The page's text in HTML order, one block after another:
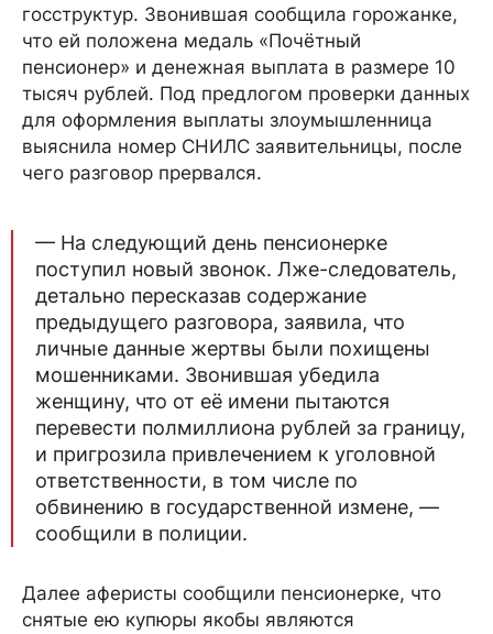
госструктур. Звонившая сообщила горожанке,
что ей положена медаль «Почётный
пенсионер» и денежная выплата в размере 10
тысяч рублей. Под предлогом проверки данных
для оформления выплаты злоумышленница
выяснила номер СНИЛС заявительницы, после
чего разговор прервался.
— На следующий день пенсионерке
поступил новый звонок. Лже-следователь,
детально пересказав содержание
предыдущего разговора, заявила, что
личные данные жертвы были похищены
мошенниками. Звонившая убедила
женщину, что от её имени пытаются
перевести полмиллиона рублей за границу,
и пригрозила привлечением к уголовной
ответственности, в том числе по
обвинению в государственной измене, —
сообщили в полиции.
Далее аферисты сообщили пенсионерке, что
снятые ею купюры якобы являются